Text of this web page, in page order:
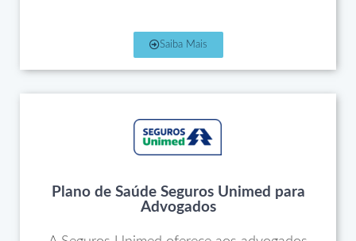
Saiba Mais
Plano de Saúde Seguros Unimed para
Advogados